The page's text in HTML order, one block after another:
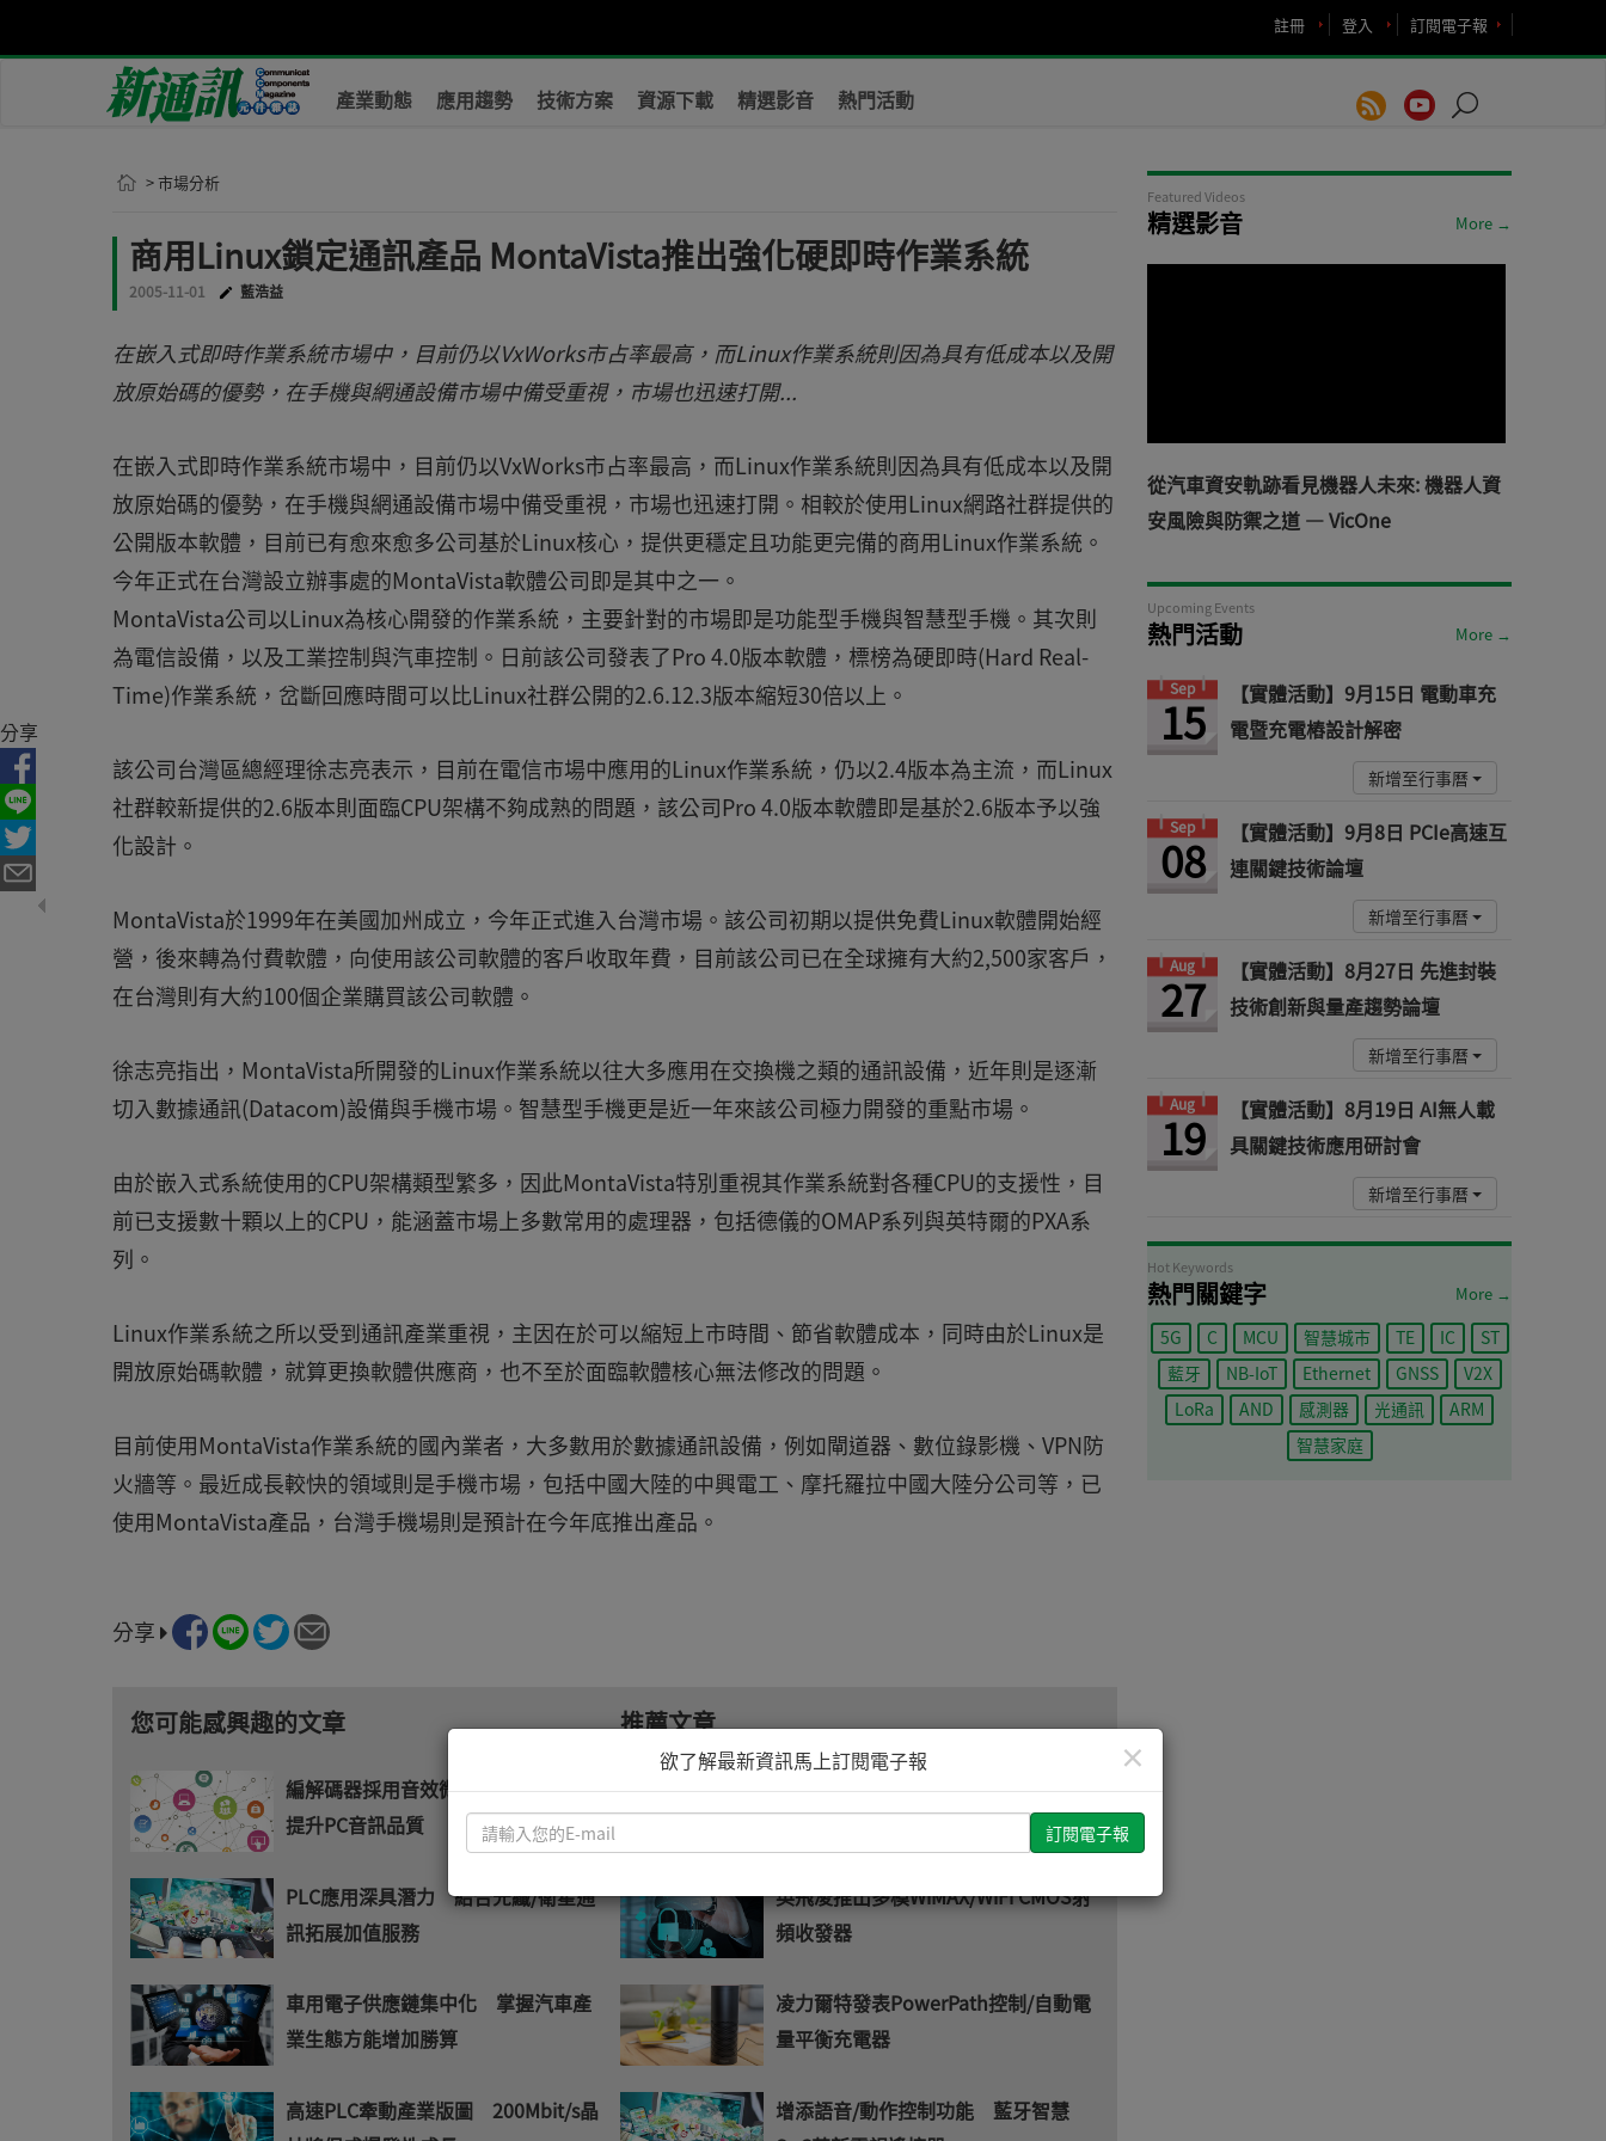
訂閱電子報
登入
註冊
產業動態 應用趨勢 技術方案 資源下載 精選影音 熱門活動
> 市場分析
商用Linux鎖定通訊產品 MontaVista推出強化硬即時作業系統
2005-11-01 藍浩益
在嵌入式即時作業系統市場中，目前仍以VxWorks市占率最高，而Linux作業系統則因為具有低成本以及開
放原始碼的優勢，在手機與網通設備市場中備受重視，市場也迅速打開...
在嵌入式即時作業系統市場中，目前仍以VxWorks市占率最高，而Linux作業系統則因為具有低成本以及開
放原始碼的優勢，在手機與網通設備市場中備受重視，市場也迅速打開。相較於使用Linux網路社群提供的
公開版本軟體，目前已有愈來愈多公司基於Linux核心，提供更穩定且功能更完備的商用Linux作業系統。
今年正式在台灣設立辦事處的MontaVista軟體公司即是其中之一。
MontaVista公司以Linux為核心開發的作業系統，主要針對的市場即是功能型手機與智慧型手機。其次則
為電信設備，以及工業控制與汽車控制。日前該公司發表了Pro 4.0版本軟體，標榜為硬即時(Hard Real-
Time)作業系統，岔斷回應時間可以比Linux社群公開的2.6.12.3版本縮短30倍以上。
該公司台灣區總經理徐志亮表示，目前在電信市場中應用的Linux作業系統，仍以2.4版本為主流，而Linux
社群較新提供的2.6版本則面臨CPU架構不夠成熟的問題，該公司Pro 4.0版本軟體即是基於2.6版本予以強
化設計。
MontaVista於1999年在美國加州成立，今年正式進入台灣市場。該公司初期以提供免費Linux軟體開始經
營，後來轉為付費軟體，向使用該公司軟體的客戶收取年費，目前該公司已在全球擁有大約2,500家客戶，
在台灣則有大約100個企業購買該公司軟體。
徐志亮指出，MontaVista所開發的Linux作業系統以往大多應用在交換機之類的通訊設備，近年則是逐漸
切入數據通訊(Datacom)設備與手機市場。智慧型手機更是近一年來該公司極力開發的重點市場。
由於嵌入式系統使用的CPU架構類型繁多，因此MontaVista特別重視其作業系統對各種CPU的支援性，目
前已支援數十顆以上的CPU，能涵蓋市場上多數常用的處理器，包括德儀的OMAP系列與英特爾的PXA系
列。
Linux作業系統之所以受到通訊產業重視，主因在於可以縮短上市時間、節省軟體成本，同時由於Linux是
開放原始碼軟體，就算更換軟體供應商，也不至於面臨軟體核心無法修改的問題。
目前使用MontaVista作業系統的國內業者，大多數用於數據通訊設備，例如閘道器、數位錄影機、VPN防
火牆等。最近成長較快的領域則是手機市場，包括中國大陸的中興電工、摩托羅拉中國大陸分公司等，已
使用MontaVista產品，台灣手機場則是預計在今年底推出產品。
分享
您可能感興趣的文章
編解碼器採用音效微調技術 亞德諾
提升PC音訊品質
PLC應用深具潛力 結合光纖/衛星通
訊拓展加值服務
車用電子供應鏈集中化 掌握汽車產
業生態方能增加勝算
高速PLC牽動產業版圖 200Mbit/s晶
推薦文章
意法半導體推出車用數位AM/FM無線
英飛凌推出多模WiMAX/WiFi CMOS射
頻收發器
凌力爾特發表PowerPath控制/自動電
量平衡充電器
增添語音/動作控制功能 藍牙智慧
Featured Videos
精選影音 More →
從汽車資安軌跡看見機器人未來: 機器人資
安風險與防禦之道 — VicOne
Upcoming Events
熱門活動 More →
Sep
15
【實體活動】9月15日 電動車充
電暨充電樁設計解密
新增至行事曆
Sep
08
【實體活動】9月8日 PCIe高速互
連關鍵技術論壇
新增至行事曆
Aug
27
【實體活動】8月27日 先進封裝
技術創新與量產趨勢論壇
新增至行事曆
Aug
19
【實體活動】8月19日 AI無人載
具關鍵技術應用研討會
新增至行事曆
Hot Keywords
熱門關鍵字 More →
5G C MCU 智慧城市 TE IC
ST
藍牙
NB-IoT Ethernet GNSS
V2X
LoRa
AND 感測器 光通訊
ARM
智慧家庭
分享
×
欲了解最新資訊馬上訂閱電子報
輸
您
的
mail